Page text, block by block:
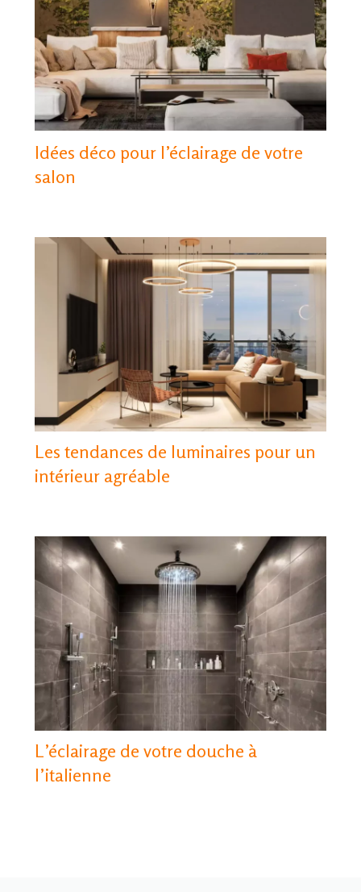
Idées déco pour l’éclairage de votre
salon
Les tendances de luminaires pour un
intérieur agréable
L’éclairage de votre douche à
l’italienne